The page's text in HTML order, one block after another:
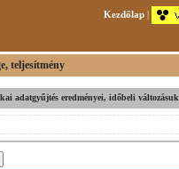
Kezdőlap |
teljesítmény
adatgyűjtés eredményei, időbeli változásuk